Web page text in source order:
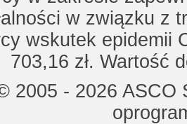
w związku z
wskutek epidemii
703,16 zł. Wartość
2005 - 2026